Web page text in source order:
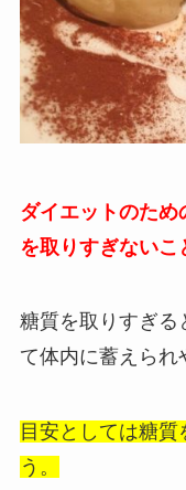
ダイエットのため
を取りすぎないこ
糖質を取りすぎる
て体内に蓄えられ
目安としては糖質
う。